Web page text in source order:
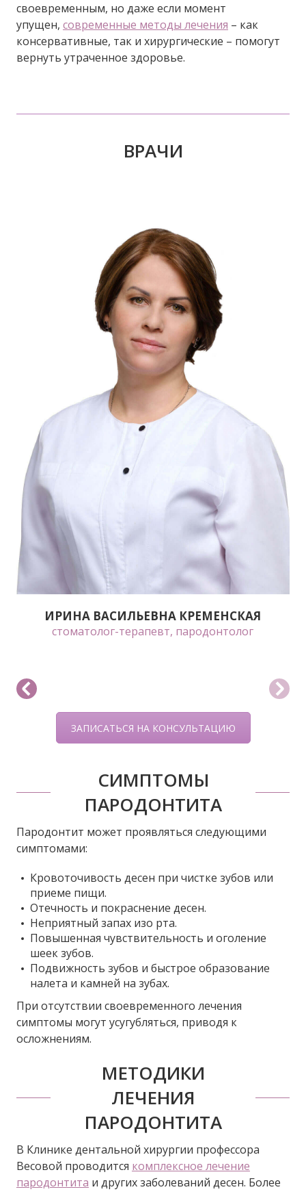
своевременным, но даже если момент
упущен, современные методы лечения – как
консервативные, так и хирургические – помогут
вернуть утраченное здоровье.
ВРАЧИ
ИРИНА ВАСИЛЬЕВНА КРЕМЕНСКАЯ
стоматолог-терапевт, пародонтолог
ЗАПИСАТЬСЯ НА КОНСУЛЬТАЦИЮ
СИМПТОМЫ
ПАРОДОНТИТА
Пародонтит может проявляться следующими
симптомами:​
Кровоточивость десен при чистке зубов или
приеме пищи.​
Отечность и покраснение десен.​
Неприятный запах изо рта.​
Повышенная чувствительность и оголение
шеек зубов.​
Подвижность зубов и быстрое образование
налета и камней на зубах.​
При отсутствии своевременного лечения
симптомы могут усугубляться, приводя к
осложнениям.
МЕТОДИКИ
ЛЕЧЕНИЯ
ПАРОДОНТИТА
В Клинике дентальной хирургии профессора
Весовой проводится комплексное лечение
пародонтита и других заболеваний десен. Более